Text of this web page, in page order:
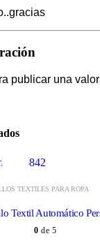
publicar una
TEXTILES PARA ROPA
Textil Automático
0 de 5